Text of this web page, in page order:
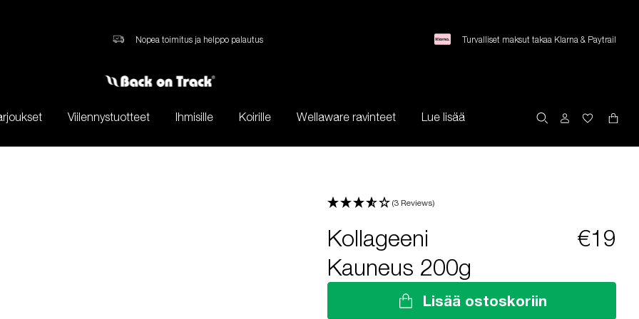
Nopea toimitus ja helppo palautus Turvalliset maksut takaa Klarna & Paytrail
Viilennystuotteet Ihmisille Koirille Wellaware ravinteet Lue lisää
(3 Reviews)
Kollageeni
Kauneus 200g
€19
Lisää ostoskoriin